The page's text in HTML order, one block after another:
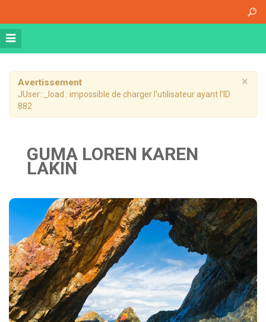
×
Avertissement
JUser::_load : impossible de charger l'utilisateur ayant l'ID
882
GUMA LOREN KAREN
LAKIN
A propos
Athena Medical Center (AMC)
Plateau Technique
Hospitalisation de jour
Hospitalisation complète
Nos specialités
Médecine Nucléaire
Radiothérapie
Chirurgie
Oncologie Médicale
Anapath
Biologie